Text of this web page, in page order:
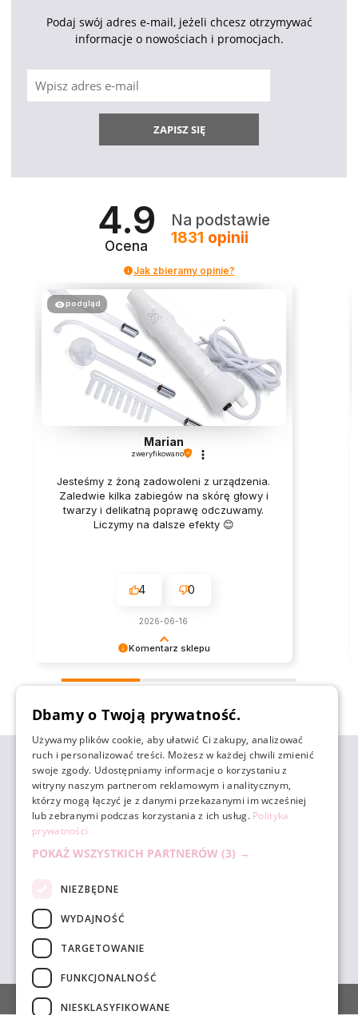
Podaj swój adres e-mail, jeżeli chcesz otrzymywać
informacje o nowościach i promocjach.
ZAPISZ SIĘ
4.9
Ocena
Na podstawie
1831 opinii
Jak zbieramy opinie?
Komentarz sklepu
przyjemność obsługiwać takich klientów!
się z nami Twoimi doświadczeniami. Do
podgląd
Marian
zweryfikowano
Jesteśmy z żoną zadowoleni z urządzenia.
Zaledwie kilka zabiegów na skórę głowy i
twarzy i delikatną poprawę odczuwamy.
Liczymy na dalsze efekty 😊
4 0
2026-06-16
ZAKUPY
POMOC
MOJE KONTO
sklep@unicornbeauty.com.pl
Dbamy o Twoją prywatność.
Używamy plików cookie, aby ułatwić Ci zakupy, analizować
ruch i personalizować treści. Możesz w każdej chwili zmienić
swoje zgody. Udostępniamy informacje o korzystaniu z
witryny naszym partnerom reklamowym i analitycznym,
którzy mogą łączyć je z danymi przekazanymi im wcześniej
lub zebranymi podczas korzystania z ich usług. Polityka
prywatności
POKAŻ WSZYSTKICH PARTNERÓW (3) →
NIEZBĘDNE
WYDAJNOŚĆ
TARGETOWANIE
FUNKCJONALNOŚĆ
NIESKLASYFIKOWANE